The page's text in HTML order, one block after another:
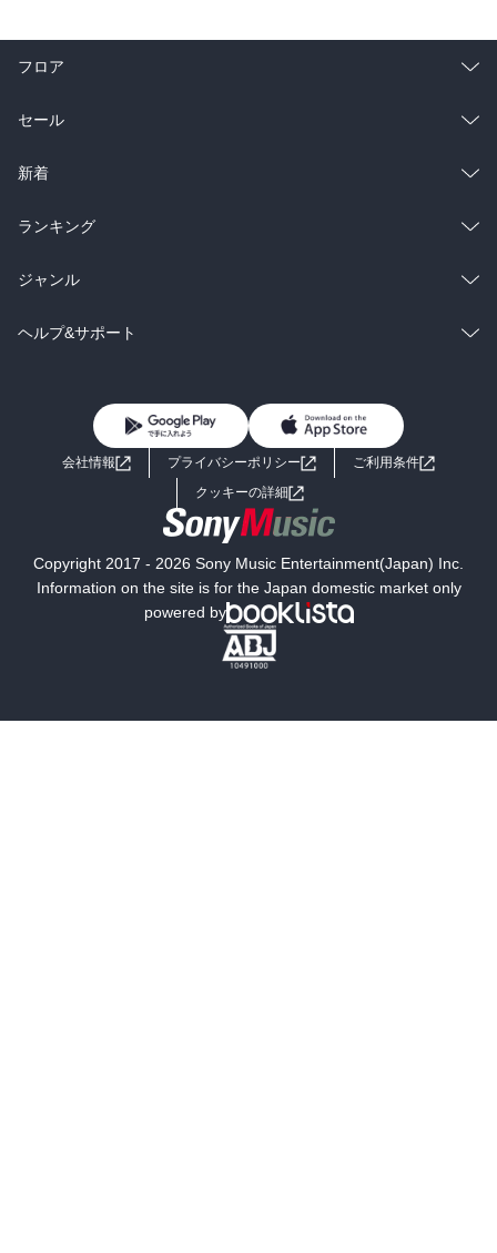
フロア
総合
ラノベ
雑誌・グラビア
BL・TL
セール
総合
ラノベ
雑誌・グラビア
BL・TL
新着
総合
ラノベ
雑誌・グラビア
ランキング
総合
ラノベ
ジャンル
コミック
ライトノベル 男子向けラノベ
小説
海外小説
ミステリー SF
文学
ヘルプ&サポート
よくあるご質問 お問い合わせ
会社情報 プライバシーポリシー
ご利用条件
クッキーの詳細
Copyright 2017 - 2026 Sony Music Entertainment(Japan) Inc.
Information on the site is for the Japan domestic market only
powered by